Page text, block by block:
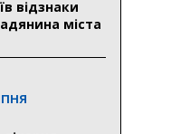
відзнаки
міста